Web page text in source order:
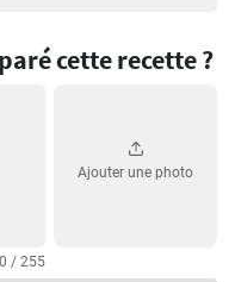
cette recette ?
0 / 255
Ajouter une photo